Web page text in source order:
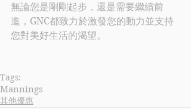
無論您是剛剛起步，還是需要繼續前
進， GNC都致力於激發您的動力並支持
您對美好生活的渴望。
Tags:
Mannings
其他優惠